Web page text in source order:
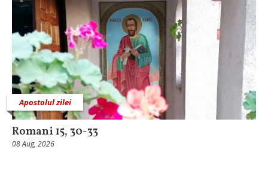
Apostolul zilei
Romani 15, 30-33
08 Aug, 2026